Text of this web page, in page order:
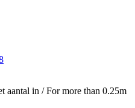
aantal in / For more than 0.25m